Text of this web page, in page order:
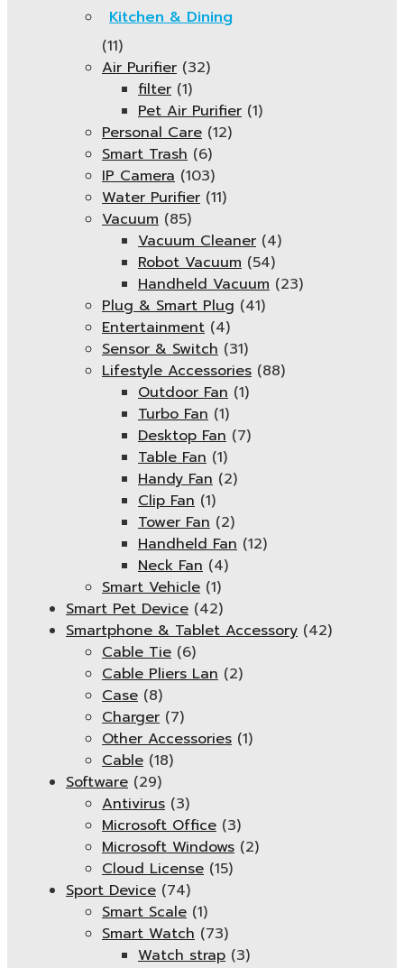
Kitchen & Dining
(11)
Air Purifier (32)
filter (1)
Pet Air Purifier (1)
Personal Care (12)
Smart Trash (6)
IP Camera (103)
Water Purifier (11)
Vacuum (85)
Vacuum Cleaner (4)
Robot Vacuum (54)
Handheld Vacuum (23)
Plug & Smart Plug (41)
Entertainment (4)
Sensor & Switch (31)
Lifestyle Accessories (88)
Outdoor Fan (1)
Turbo Fan (1)
Desktop Fan (7)
Table Fan (1)
Handy Fan (2)
Clip Fan (1)
Tower Fan (2)
Handheld Fan (12)
Neck Fan (4)
Smart Vehicle (1)
Smart Pet Device (42)
Smartphone & Tablet Accessory (42)
Cable Tie (6)
Cable Pliers Lan (2)
Case (8)
Charger (7)
Other Accessories (1)
Cable (18)
Software (29)
Antivirus (3)
Microsoft Office (3)
Microsoft Windows (2)
Cloud License (15)
Sport Device (74)
Smart Scale (1)
Smart Watch (73)
Watch strap (3)